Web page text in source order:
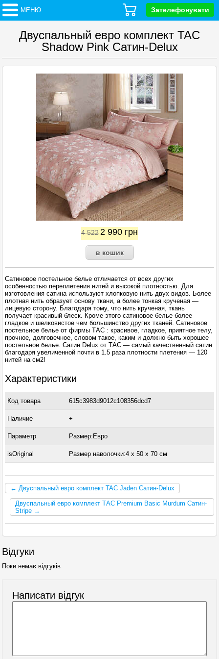
МЕНЮ Зателефонувати
Двуспальный евро комплект TAC
Shadow Pink Сатин-Delux
4 5222 990 грн
Сатиновое постельное белье отличается от всех других
особенностью переплетения нитей и высокой плотностью. Для
изготовления сатина используют хлопковую нить двух видов. Более
плотная нить образует основу ткани, а более тонкая крученая —
лицевую сторону. Благодаря тому, что нить крученая, ткань
получает красивый блеск. Кроме этого сатиновое белье более
гладкое и шелковистое чем большинство других тканей. Сатиновое
постельное белье от фирмы ТАС : красивое, гладкое, приятное телу,
прочное, долговечное, словом такое, каким и должно быть хорошее
постельное белье. Сатин Delux от ТАС — самый качественный сатин
благодаря увеличенной почти в 1.5 раза плотности плетения — 120
нитей на см2!
Характеристики
Код товара 615c3983d9012c108356dcd7
Наличие +
Параметр Размер:Евро
isOriginal Размер наволочки:4 x 50 х 70 см
← Двуспальный евро комплект TAC Jaden Сатин-Delux
Двуспальный евро комплект ТАС Premium Basic Murdum Сатин-
Stripe →
Відгуки
Поки немає відгуків
Написати відгук